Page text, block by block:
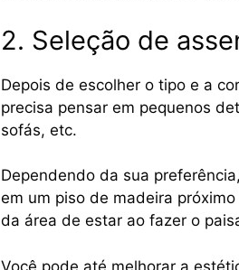
2. Seleção de
Depois de escolher o tipo e a
precisa pensar em pequenos
sofás, etc.
Dependendo da sua
em um piso de madeira
da área de estar ao fazer o
Você pode até melhorar a